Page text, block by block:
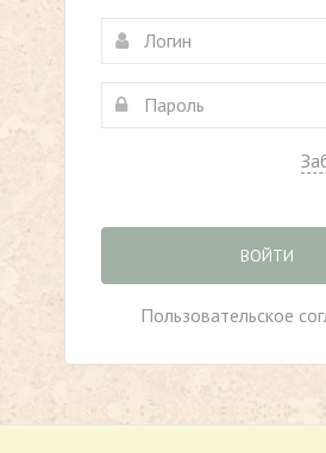
ВОЙТИ
Пользовательское